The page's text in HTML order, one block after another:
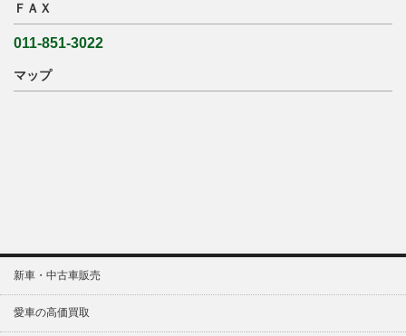
ＦＡＸ
011-851-3022
マップ
新車・中古車販売
愛車の高価買取